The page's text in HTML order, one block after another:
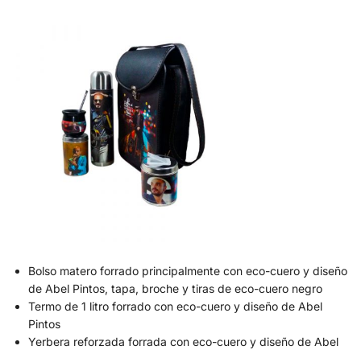
Bolso matero forrado principalmente con eco-cuero y diseño
de Abel Pintos, tapa, broche y tiras de eco-cuero negro
Termo de 1 litro forrado con eco-cuero y diseño de Abel
Pintos
Yerbera reforzada forrada con eco-cuero y diseño de Abel